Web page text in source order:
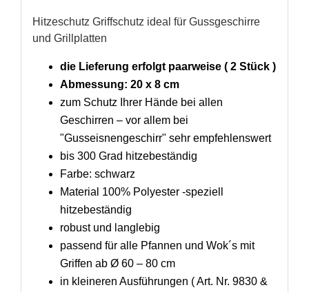
Hitzeschutz Griffschutz ideal für Gussgeschirre
und Grillplatten
die Lieferung erfolgt paarweise ( 2 Stück )
Abmessung: 20 x 8 cm
zum Schutz Ihrer Hände bei allen
Geschirren – vor allem bei
"Gusseisnengeschirr" sehr empfehlenswert
bis 300 Grad hitzebeständig
Farbe: schwarz
Material 100% Polyester -speziell
hitzebeständig
robust und langlebig
passend für alle Pfannen und Wok´s mit
Griffen ab Ø 60 – 80 cm
in kleineren Ausführungen ( Art. Nr. 9830 &